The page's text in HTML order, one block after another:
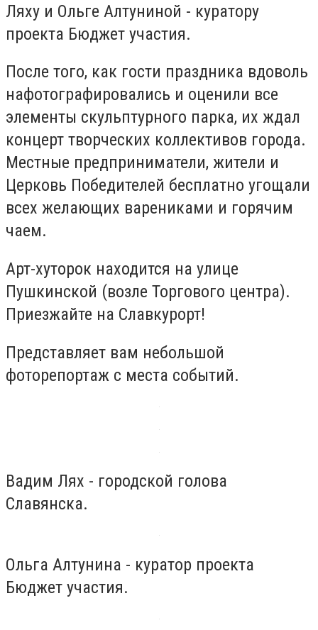
Ляху и Ольге Алтуниной - куратору
проекта Бюджет участия.
После того, как гости праздника вдоволь
нафотографировались и оценили все
элементы скульптурного парка, их ждал
концерт творческих коллективов города.
Местные предприниматели, жители и
Церковь Победителей бесплатно угощали
всех желающих варениками и горячим
чаем.
Арт-хуторок находится на улице
Пушкинской (возле Торгового центра).
Приезжайте на Славкурорт!
Представляет вам небольшой
фоторепортаж с места событий.
Вадим Лях - городской голова
Славянска.
Ольга Алтунина - куратор проекта
Бюджет участия.